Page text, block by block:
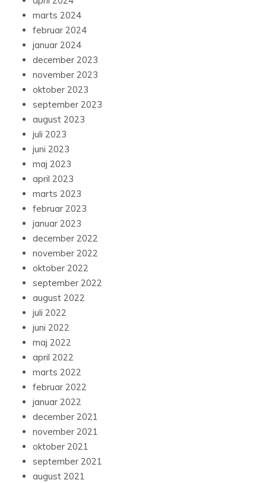
marts 2024
februar 2024
januar 2024
december 2023
november 2023
oktober 2023
september 2023
august 2023
juli 2023
juni 2023
maj 2023
april 2023
marts 2023
februar 2023
januar 2023
december 2022
november 2022
oktober 2022
september 2022
august 2022
juli 2022
juni 2022
maj 2022
april 2022
marts 2022
februar 2022
januar 2022
december 2021
november 2021
oktober 2021
september 2021
august 2021